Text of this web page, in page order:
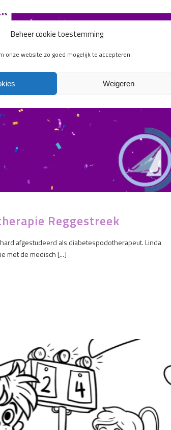
Beheer cookie toestemming
onze website zo goed mogelijk te accepteren.
Weigeren
Reggestreek
afgestudeerd als diabetespodotherapeut. Linda
met de medisch [...]